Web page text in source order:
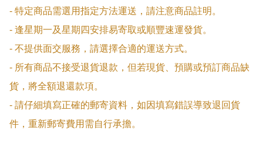
- 特定商品需選用指定方法運送，請注意商品註明。
- 逢星期一及星期四安排易寄取或順豐速運發貨。
- 不提供面交服務，請選擇合適的運送方式。
- 所有商品不接受退貨退款，但若現貨、預購或預訂商品缺
貨，將全額退還款項。
- 請仔細填寫正確的郵寄資料，如因填寫錯誤導致退回貨
件，重新郵寄費用需自行承擔。